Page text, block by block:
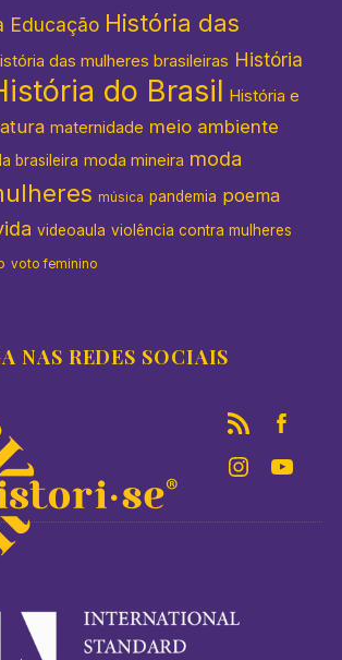
Educação História das
das mulheres brasileiras História
do Brasil História e
maternidade meio ambiente
brasileira moda mineira moda
música pandemia poema
videoaula violência contra mulheres
voto feminino
NAS REDES SOCIAIS